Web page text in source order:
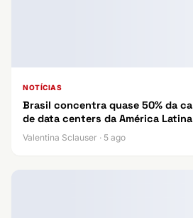
NOTÍCIAS
Brasil concentra quase 50% da
de data centers da América Latina
Valentina Sclauser · 5 ago